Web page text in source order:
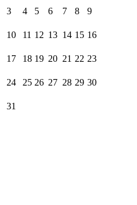
3 4 5 6 7 8 9
10 11 12 13 14 15 16
17 18 19 20 21 22 23
24 25 26 27 28 29 30
31